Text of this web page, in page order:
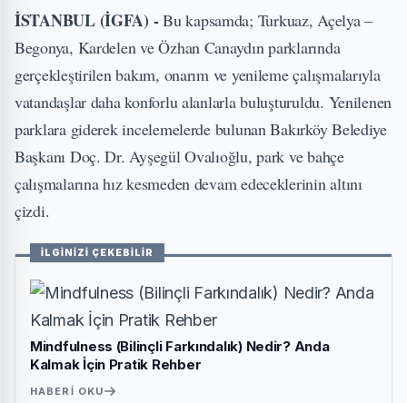
İSTANBUL (İGFA) -Bu kapsamda; Turkuaz, Açelya –
Begonya, Kardelen ve Özhan Canaydın parklarında
gerçekleştirilen bakım, onarım ve yenileme çalışmalarıyla
vatandaşlar daha konforlu alanlarla buluşturuldu. Yenilenen
parklara giderek incelemelerde bulunan Bakırköy Belediye
Başkanı Doç. Dr. Ayşegül Ovalıoğlu, park ve bahçe
çalışmalarına hız kesmeden devam edeceklerinin altını
çizdi.
İLGİNİZİ ÇEKEBİLİR
Mindfulness (Bilinçli Farkındalık) Nedir? Anda
Kalmak İçin Pratik Rehber
HABERI OKU